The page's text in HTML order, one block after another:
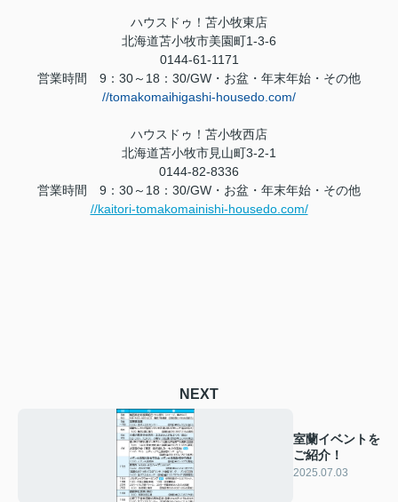
ハウスドゥ！苫小牧東店
北海道苫小牧市美園町1-3-6
0144-61-1171
営業時間 9 ： 30～ 18 ： 30/GW ・お盆・年末年始・その他
//tomakomaihigashi-housedo.com/
ハウスドゥ！苫小牧西店
北海道苫小牧市見山町3-2-1
0144-82-8336
営業時間 9 ： 30～ 18 ： 30/GW ・お盆・年末年始・その他
//kaitori-tomakomainishi-housedo.com/
NEXT
室蘭イベントを
ご紹介！
2025.07.03